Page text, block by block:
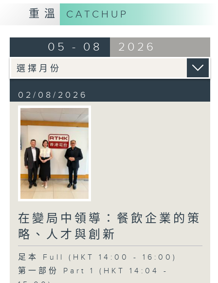
重溫 CATCHUP
05 - 08 2026
02/08/2026
在變局中領導：餐飲企業的策
略、人才與創新
足本 Full (HKT 14:00 - 16:00)
第一部份 Part 1 (HKT 14:04 -